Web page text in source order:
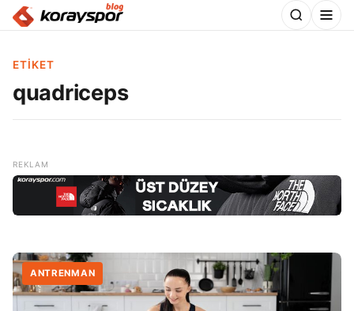
ETIKET
quadriceps
ANTRENMAN